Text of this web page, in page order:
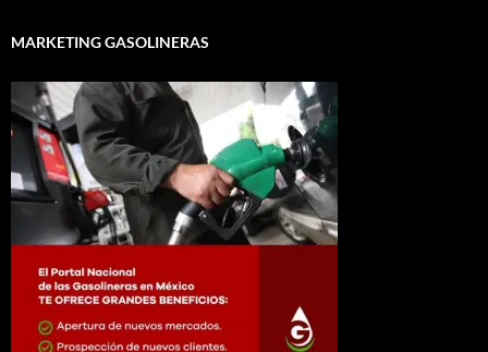
MARKETING GASOLINERAS